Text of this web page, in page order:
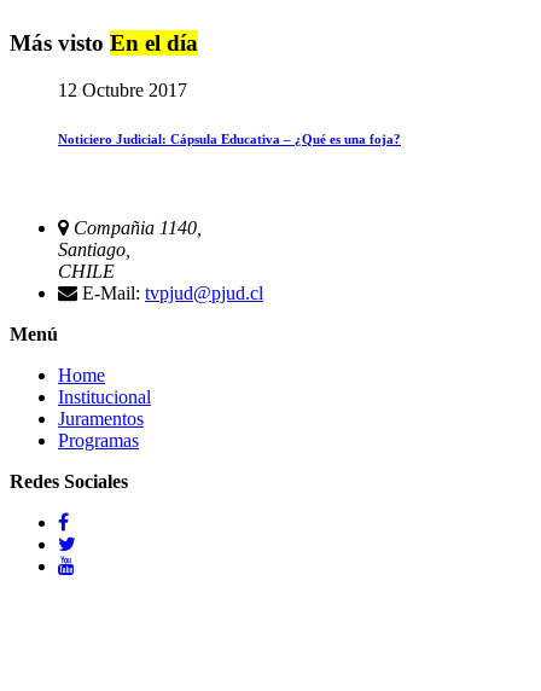
Más visto En el día
12 Octubre 2017
Noticiero Judicial: Cápsula Educativa – ¿Qué es una foja?
Compañia 1140,
Santiago,
CHILE
E-Mail: tvpjud@pjud.cl
Menú
Home
Institucional
Juramentos
Programas
Redes Sociales